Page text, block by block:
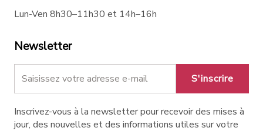
Lun-Ven 8h30–11h30 et 14h–16h
Newsletter
S'inscrire
Inscrivez-vous à la newsletter pour recevoir des mises à
jour, des nouvelles et des informations utiles sur votre